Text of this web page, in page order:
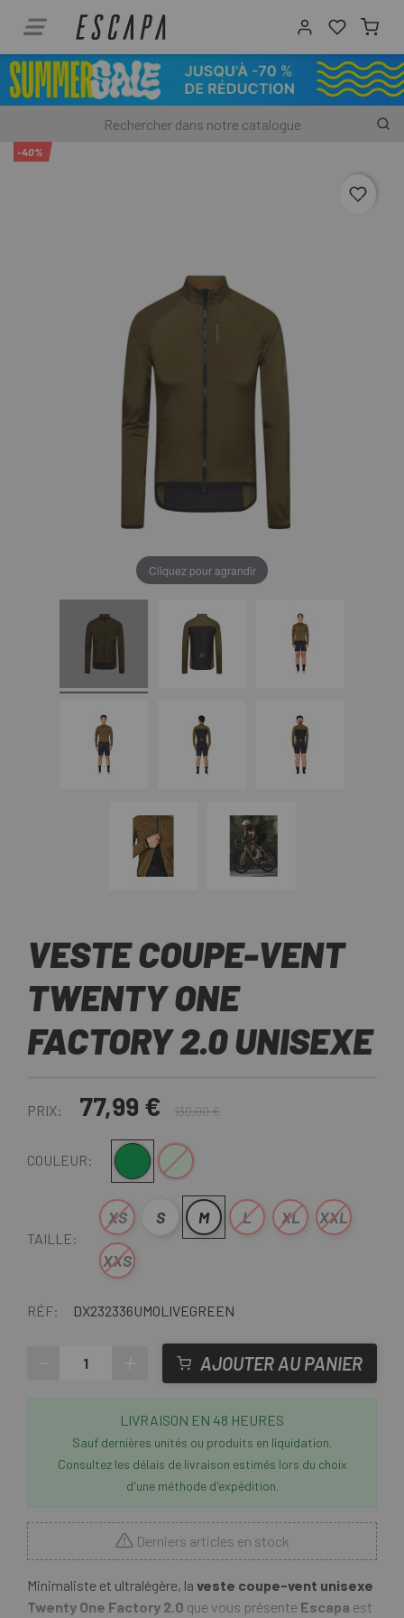
-40%
Cliquez pour agrandir
VESTE COUPE-VENT
TWENTY ONE
FACTORY 2.0 UNISEXE
PRIX: 77,99 € 130,00 €
COULEUR: Vert OliveVerde Claro
TAILLE:
XS S M L XL XXL
XXS
RÉF: DX232336UMOLIVEGREEN
AJOUTER AU PANIER
LIVRAISON EN 48 HEURES
Sauf dernières unités ou produits en liquidation.
Consultez les délais de livraison estimés lors du choix
d'une méthode d'expédition.
Derniers articles en stock
Minimaliste et ultralégère, la veste coupe-vent unisexe
Twenty One Factory 2.0 que vous présente Escapa est